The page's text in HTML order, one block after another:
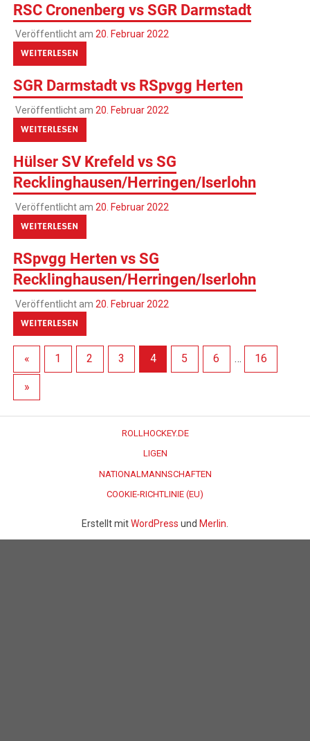
RSC Cronenberg vs SGR Darmstadt
Veröffentlicht am 20. Februar 2022
WEITERLESEN
SGR Darmstadt vs RSpvgg Herten
Veröffentlicht am 20. Februar 2022
WEITERLESEN
Hülser SV Krefeld vs SG
Recklinghausen/Herringen/Iserlohn
Veröffentlicht am 20. Februar 2022
WEITERLESEN
RSpvgg Herten vs SG
Recklinghausen/Herringen/Iserlohn
Veröffentlicht am 20. Februar 2022
WEITERLESEN
« 1 2 3 4 5 6 … 16
»
ROLLHOCKEY.DE
LIGEN
NATIONALMANNSCHAFTEN
COOKIE-RICHTLINIE (EU)
Erstellt mitWordPress und Merlin